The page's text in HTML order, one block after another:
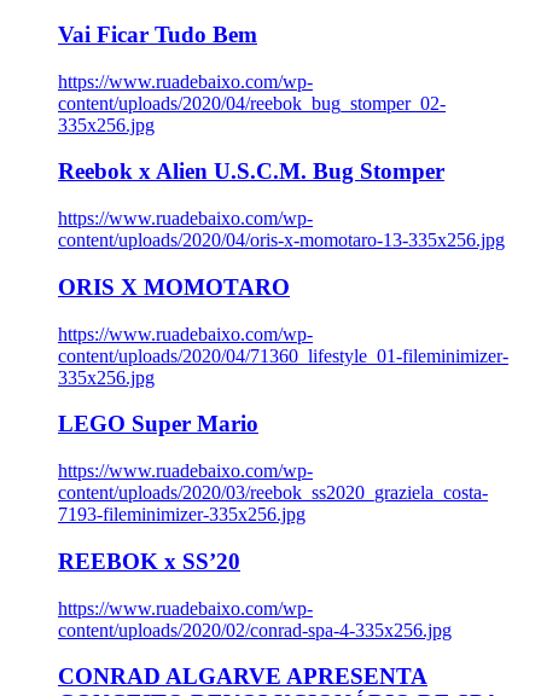
Vai Ficar Tudo Bem
https://www.ruadebaixo.com/wp-
content/uploads/2020/04/reebok_bug_stomper_02-
335x256.jpg
Reebok x Alien U.S.C.M. Bug Stomper
https://www.ruadebaixo.com/wp-
content/uploads/2020/04/oris-x-momotaro-13-335x256.jpg
ORIS X MOMOTARO
https://www.ruadebaixo.com/wp-
content/uploads/2020/04/71360_lifestyle_01-fileminimizer-
335x256.jpg
LEGO Super Mario
https://www.ruadebaixo.com/wp-
content/uploads/2020/03/reebok_ss2020_graziela_costa-
7193-fileminimizer-335x256.jpg
REEBOK x SS’20
https://www.ruadebaixo.com/wp-
content/uploads/2020/02/conrad-spa-4-335x256.jpg
CONRAD ALGARVE APRESENTA